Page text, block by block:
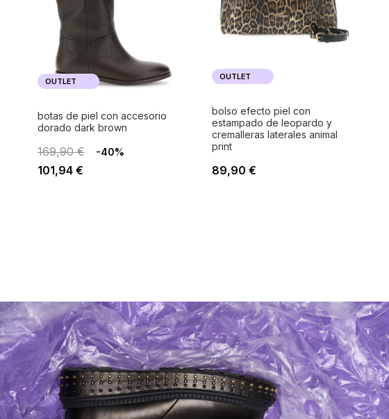
OUTLET
botas de piel con accesorio
dorado dark brown
169,90 € -40%
101,94 €
OUTLET
bolso efecto piel con
estampado de leopardo y
cremalleras laterales animal
print
89,90 €